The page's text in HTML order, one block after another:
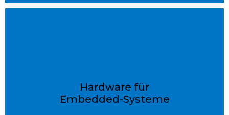
Hardware für
Embedded-Systeme